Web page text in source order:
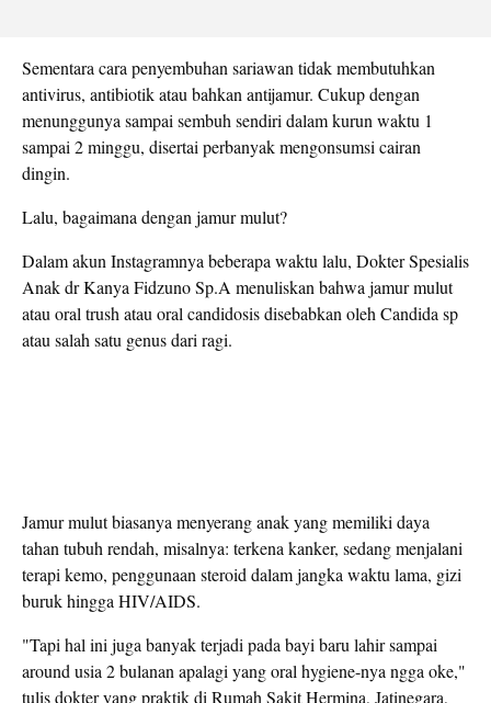
Sementara cara penyembuhan sariawan tidak membutuhkan
antivirus, antibiotik atau bahkan antijamur. Cukup dengan
menunggunya sampai sembuh sendiri dalam kurun waktu 1
sampai 2 minggu, disertai perbanyak mengonsumsi cairan
dingin.
Lalu, bagaimana dengan jamur mulut?
Dalam akun Instagramnya beberapa waktu lalu, Dokter Spesialis
Anak dr Kanya Fidzuno Sp.A menuliskan bahwa jamur mulut
atau oral trush atau oral candidosis disebabkan oleh Candida sp
atau salah satu genus dari ragi.
Jamur mulut biasanya menyerang anak yang memiliki daya
tahan tubuh rendah, misalnya: terkena kanker, sedang menjalani
terapi kemo, penggunaan steroid dalam jangka waktu lama, gizi
buruk hingga HIV/AIDS.
"Tapi hal ini juga banyak terjadi pada bayi baru lahir sampai
around usia 2 bulanan apalagi yang oral hygiene-nya ngga oke,"
tulis dokter yang praktik di Rumah Sakit Hermina, Jatinegara,